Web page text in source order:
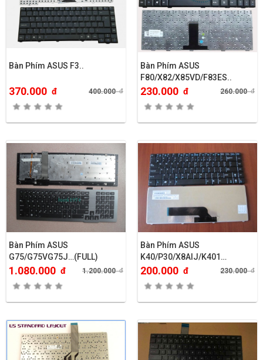
Bàn Phím ASUS F3..
370.000 đ 400.000đ
Bàn Phím ASUS
F80/X82/X85VD/F83ES..
230.000 đ 260.000đ
Bàn Phím ASUS
G75/G75VG75J…(FULL)
1.080.000 đ 1.200.000đ
Bàn Phím ASUS
K40/P30/X8AIJ/K401…
200.000 đ 230.000đ